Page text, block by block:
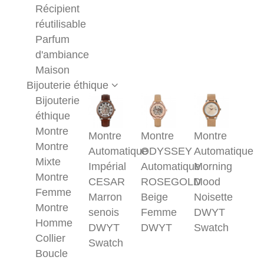
Récipient
réutilisable
Parfum
d'ambiance
Maison
Bijouterie éthique
Bijouterie
éthique
Montre
Montre
Mixte
Montre
Femme
Montre
Homme
Collier
Boucle
Montre
Automatique
Impérial
CESAR
Marron
senois
DWYT
Swatch
Montre
ODYSSEY
Automatique
ROSEGOLD
Beige
Femme
DWYT
Montre
Automatique
Morning
Mood
Noisette
DWYT
Swatch